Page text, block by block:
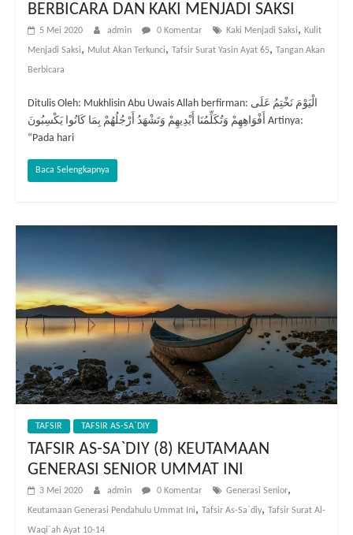
BERBICARA DAN KAKI MENJADI SAKSI
5 Mei 2020 admin 0 Komentar Kaki Menjadi Saksi, Kulit
Menjadi Saksi, Mulut Akan Terkunci, Tafsir Surat Yasin Ayat 65, Tangan Akan
Berbicara
Ditulis Oleh: Mukhlisin Abu Uwais Allah berfirman: الْيَوْمَ نَخْتِمُ عَلَى
أَفْوَاهِهِمْ وَتُكَلِّمُنَا أَيْدِيهِمْ وَتَشْهَدُ أَرْجُلُهُمْ بِمَا كَانُوا يَكْسِبُونَ Artinya:
“Pada hari
Baca Selengkapnya
TAFSIR TAFSIR AS-SA`DIY
TAFSIR AS-SA`DIY (8) KEUTAMAAN
GENERASI SENIOR UMMAT INI
3 Mei 2020 admin 0 Komentar Generasi Senior,
Keutamaan Generasi Pendahulu Ummat Ini, Tafsir As-Sa`diy, Tafsir Surat Al-
Waqi`ah Ayat 10-14